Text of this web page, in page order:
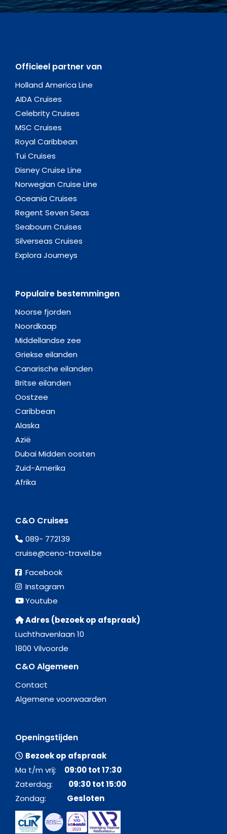
Officieel partner van
Holland America Line
AIDA Cruises
Celebrity Cruises
MSC Cruises
Royal Caribbean
Tui Cruises
Disney Cruise Line
Norwegian Cruise Line
Oceania Cruises
Regent Seven Seas
Seabourn Cruises
Silverseas Cruises
Explora Journeys
Populaire bestemmingen
Noorse fjorden
Noordkaap
Middellandse zee
Griekse eilanden
Canarische eilanden
Britse eilanden
Oostzee
Caribbean
Alaska
Azië
Dubai Midden oosten
Zuid-Amerika
Afrika
C&O Cruises
089- 772139
cruise@ceno-travel.be
Facebook
Instagram
Youtube
Adres (bezoek op afspraak)
Luchthavenlaan 10
1800 Vilvoorde
C&O Algemeen
Contact
Algemene voorwaarden
Openingstijden
Bezoek op afspraak
Ma t/m vrij: 09:00 tot 17:30
Zaterdag: 09:30 tot 15:00
Zondag: Gesloten